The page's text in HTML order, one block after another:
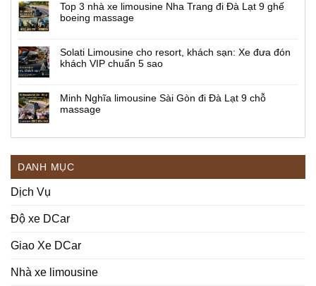
Top 3 nhà xe limousine Nha Trang đi Đà Lạt 9 ghế
boeing massage
Solati Limousine cho resort, khách sạn: Xe đưa đón
khách VIP chuẩn 5 sao
Minh Nghĩa limousine Sài Gòn đi Đà Lạt 9 chỗ
massage
DANH MỤC
Dịch Vụ
Độ xe DCar
Giao Xe DCar
Nhà xe limousine